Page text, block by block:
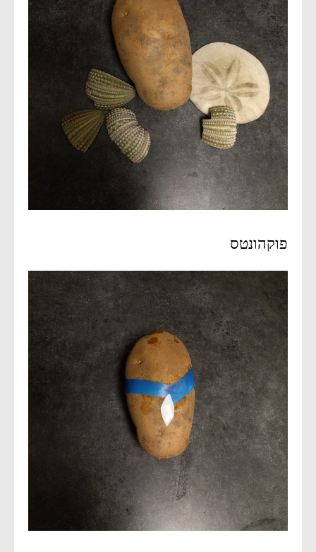
פוקהונטס